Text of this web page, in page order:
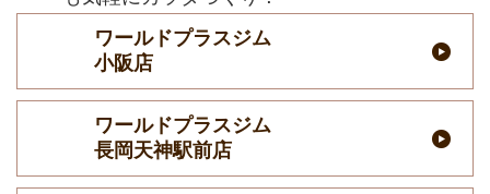
ワールドプラスジム
小阪店
ワールドプラスジム
長岡天神駅前店